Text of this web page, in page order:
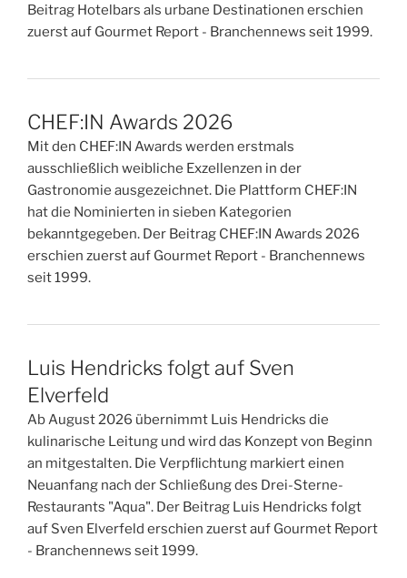
Beitrag Hotelbars als urbane Destinationen erschien
zuerst auf Gourmet Report - Branchennews seit 1999.
CHEF:IN Awards 2026
Mit den CHEF:IN Awards werden erstmals
ausschließlich weibliche Exzellenzen in der
Gastronomie ausgezeichnet. Die Plattform CHEF:IN
hat die Nominierten in sieben Kategorien
bekanntgegeben. Der Beitrag CHEF:IN Awards 2026
erschien zuerst auf Gourmet Report - Branchennews
seit 1999.
Luis Hendricks folgt auf Sven
Elverfeld
Ab August 2026 übernimmt Luis Hendricks die
kulinarische Leitung und wird das Konzept von Beginn
an mitgestalten. Die Verpflichtung markiert einen
Neuanfang nach der Schließung des Drei-Sterne-
Restaurants "Aqua". Der Beitrag Luis Hendricks folgt
auf Sven Elverfeld erschien zuerst auf Gourmet Report
- Branchennews seit 1999.